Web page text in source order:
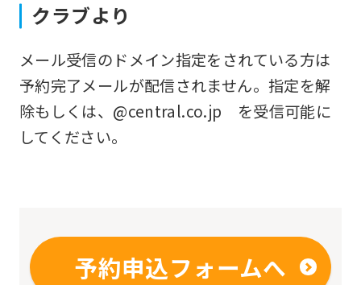
クラブより
メール受信のドメイン指定をされている方は
予約完了メールが配信されません。指定を解
除もしくは、@central.co.jp を受信可能に
してください。
予約申込フォームへ
the
service.